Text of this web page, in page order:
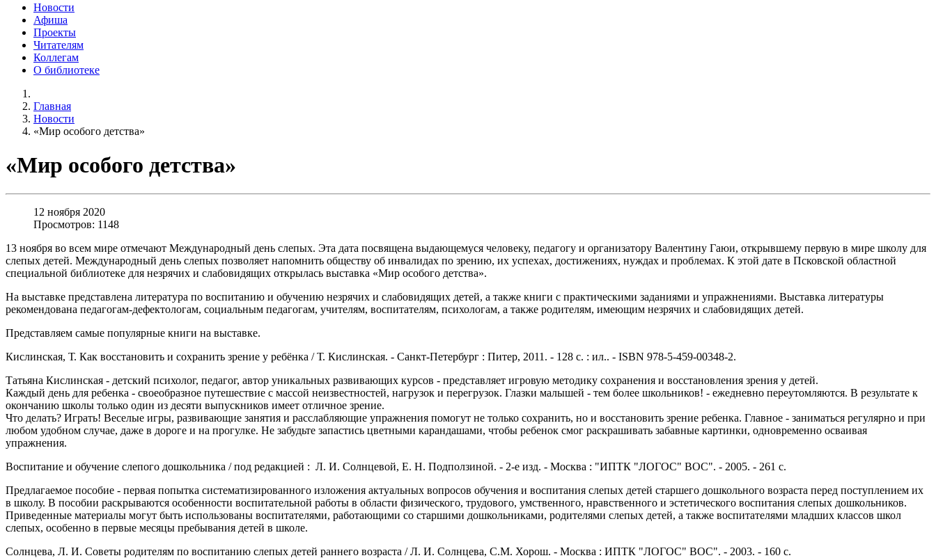
Новости
Афиша
Проекты
Читателям
Коллегам
О библиотеке
Главная
Новости
«Мир особого детства»
«Мир особого детства»
12 ноября 2020
Просмотров: 1148
13 ноября во всем мире отмечают Международный день слепых. Эта дата посвящена выдающемуся человеку, педагогу и организатору Валентину Гаюи, открывшему первую в мире школу для
слепых детей. Международный день слепых позволяет напомнить обществу об инвалидах по зрению, их успехах, достижениях, нуждах и проблемах. К этой дате в Псковской областной
специальной библиотеке для незрячих и слабовидящих открылась выставка «Мир особого детства».
На выставке представлена литература по воспитанию и обучению незрячих и слабовидящих детей, а также книги с практическими заданиями и упражнениями. Выставка литературы
рекомендована педагогам-дефектологам, социальным педагогам, учителям, воспитателям, психологам, а также родителям, имеющим незрячих и слабовидящих детей.
Представляем самые популярные книги на выставке.
Кислинская, Т. Как восстановить и сохранить зрение у ребёнка / Т. Кислинская. - Санкт-Петербург : Питер, 2011. - 128 с. : ил.. - ISBN 978-5-459-00348-2.
Татьяна Кислинская - детский психолог, педагог, автор уникальных развивающих курсов - представляет игровую методику сохранения и восстановления зрения у детей.
Каждый день для ребенка - своеобразное путешествие с массой неизвестностей, нагрузок и перегрузок. Глазки малышей - тем более школьников! - ежедневно переутомляются. В результате к
окончанию школы только один из десяти выпускников имеет отличное зрение.
Что делать? Играть! Веселые игры, развивающие занятия и расслабляющие упражнения помогут не только сохранить, но и восстановить зрение ребенка. Главное - заниматься регулярно и при
любом удобном случае, даже в дороге и на прогулке. Не забудьте запастись цветными карандашами, чтобы ребенок смог раскрашивать забавные картинки, одновременно осваивая
упражнения.
Воспитание и обучение слепого дошкольника / под редакцией : Л. И. Солнцевой, Е. Н. Подползиной. - 2-е изд. - Москва : "ИПТК "ЛОГОС" ВОС". - 2005. - 261 с.
Предлагаемое пособие - первая попытка систематизированного изложения актуальных вопросов обучения и воспитания слепых детей старшего дошкольного возраста перед поступлением их
в школу. В пособии раскрываются особенности воспитательной работы в области физического, трудового, умственного, нравственного и эстетического воспитания слепых дошкольников.
Приведенные материалы могут быть использованы воспитателями, работающими со старшими дошкольниками, родителями слепых детей, а также воспитателями младших классов школ
слепых, особенно в первые месяцы пребывания детей в школе.
Солнцева, Л. И. Советы родителям по воспитанию слепых детей раннего возраста / Л. И. Солнцева, С.М. Хорош. - Москва : ИПТК "ЛОГОС" ВОС". - 2003. - 160 с.